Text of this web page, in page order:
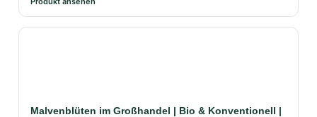
Malvenblüten im Großhandel | Bio & Konventionell |